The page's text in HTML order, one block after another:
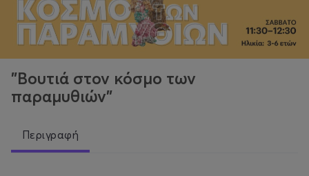
"Βουτιά στον κόσμο των
παραμυθιών"
Περιγραφή